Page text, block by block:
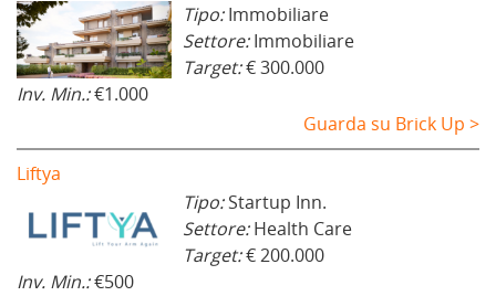
Tipo:Immobiliare
Settore:Immobiliare
Target:€ 300.000
Inv. Min.:€1.000
Guarda su Brick Up >
Liftya
Tipo:Startup Inn.
Settore:Health Care
Target:€ 200.000
Inv. Min.:€500